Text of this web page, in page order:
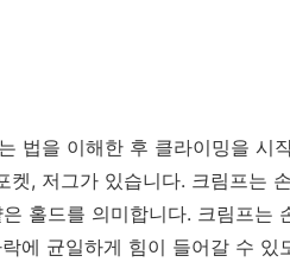
법을 이해한 후 클라이밍을 시
켓, 저그가 있습니다. 크림프는
홀드를 의미합니다. 크림프는
에 균일하게 힘이 들어갈 수 있